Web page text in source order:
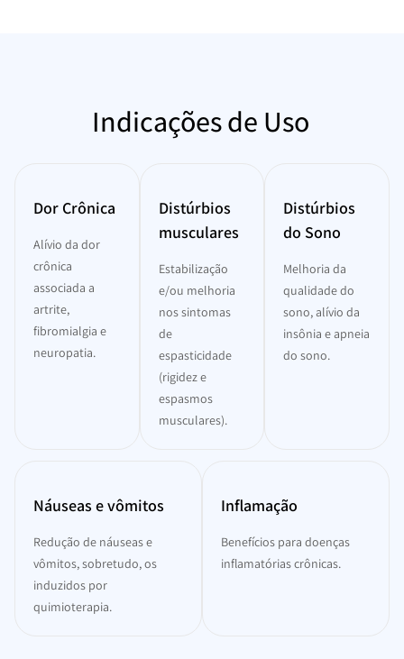
Indicações de Uso
Dor Crônica
Alívio da dor
crônica
associada a
artrite,
fibromialgia e
neuropatia.
Distúrbios
musculares
Estabilização
e/ou melhoria
nos sintomas
de
espasticidade
(rigidez e
espasmos
musculares).
Distúrbios
do Sono
Melhoria da
qualidade do
sono, alívio da
insônia e apneia
do sono.
Náuseas e vômitos
Redução de náuseas e
vômitos, sobretudo, os
induzidos por
quimioterapia.
Inflamação
Benefícios para doenças
inflamatórias crônicas.